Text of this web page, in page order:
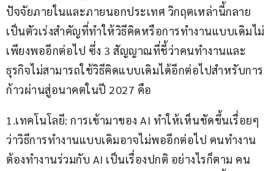
ปัจจัยภายในและภายนอกประเทศ วิกฤตเหล่านี้กลาย
เป็นตัวเร่งสำคัญที่ทำให้วิธีคิดหรือการทำงานแบบเดิมไม่
เพียงพออีกต่อไป ซึ่ง 3 สัญญาณที่ชี้ว่าคนทำงานและ
ธุรกิจไม่สามารถใช้วิธีคิดแบบเดิมได้อีกต่อไปสำหรับการ
ก้าวผ่านสู่อนาคตในปี 2027 คือ
1.เทคโนโลยี: การเข้ามาของ AI ทำให้เห็นชัดขึ้นเรื่อยๆ
ว่าวิธีการทำงานแบบเดิมอาจไม่พออีกต่อไป คนทำงาน
ต้องทำงานร่วมกับ AI เป็นเรื่องปกติ อย่างไรก็ตาม คน